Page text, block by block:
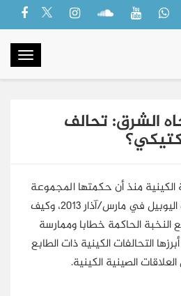
الشرق: تحالف
الكينية منذ أن حكمتها المجموعة
الحزبية المشهورة بائتلاف اليوبيل في مارس/آذار 2013، وكيف
النخبة الحاكمة خطابا وممارسة
التحالفات الكينية ذات الطابع
الصينية الكينية.